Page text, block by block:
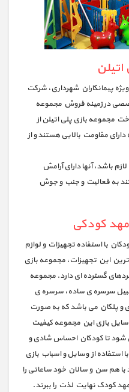
پیمانکاران شهرداری، شرکت
در زمینه فروش مجموعه
مجموعه بازی پلی اتیلن از
مقاومت بالایی هستند و از
باشد، آنها دارای آرامش
به فعالیت و جنب و جوش
کودکی
با استفاده تجهیزات و لوازم
این تجهیزات، مجموعه بازی
گسترده ای دارد. مجموعه
قبیل سرسره ی ساده، سرسره ی
و پلکان می باشد که به صورت
وسایل بازی این مجموعه کیفیت
شود تا کودکان احساس شادی و
از وسایل و اسباب بازی
با هم سن و سالان خود ساعاتی را
کودک نهایت لذت را ببرند.